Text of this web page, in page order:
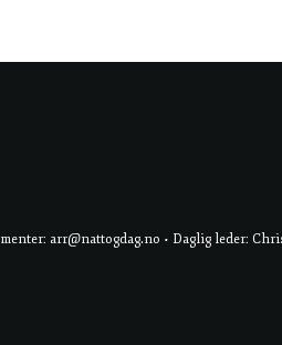
arr@nattogdag.no • Daglig leder: